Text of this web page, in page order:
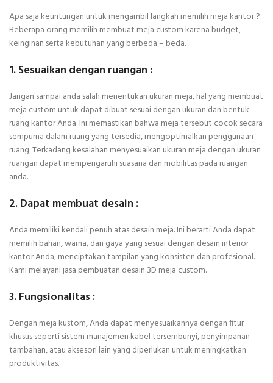
Apa saja keuntungan untuk mengambil langkah memilih meja kantor ?.
Beberapa orang memilih membuat meja custom karena budget,
keinginan serta kebutuhan yang berbeda – beda.
1. Sesuaikan dengan ruangan :
Jangan sampai anda salah menentukan ukuran meja, hal yang membuat
meja custom untuk dapat dibuat sesuai dengan ukuran dan bentuk
ruang kantor Anda. Ini memastikan bahwa meja tersebut cocok secara
sempurna dalam ruang yang tersedia, mengoptimalkan penggunaan
ruang. Terkadang kesalahan menyesuaikan ukuran meja dengan ukuran
ruangan dapat mempengaruhi suasana dan mobilitas pada ruangan
anda.
2. Dapat membuat desain :
Anda memiliki kendali penuh atas desain meja. Ini berarti Anda dapat
memilih bahan, warna, dan gaya yang sesuai dengan desain interior
kantor Anda, menciptakan tampilan yang konsisten dan profesional.
Kami melayani jasa pembuatan desain 3D meja custom.
3. Fungsionalitas :
Dengan meja kustom, Anda dapat menyesuaikannya dengan fitur
khusus seperti sistem manajemen kabel tersembunyi, penyimpanan
tambahan, atau aksesori lain yang diperlukan untuk meningkatkan
produktivitas.